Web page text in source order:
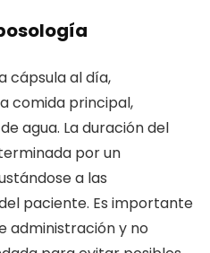
cápsula al día,
comida principal,
agua. La duración del
por un
a las
paciente. Es importante
administración y no